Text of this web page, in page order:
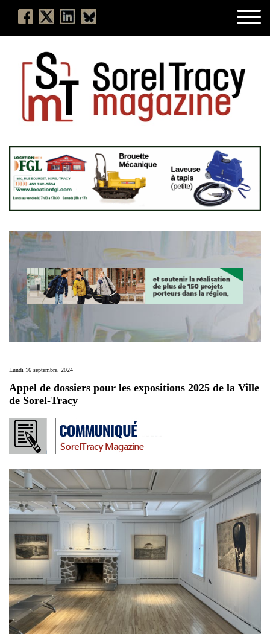
Lundi 16 septembre, 2024
Appel de dossiers pour les expositions 2025 de la Ville
de Sorel-Tracy